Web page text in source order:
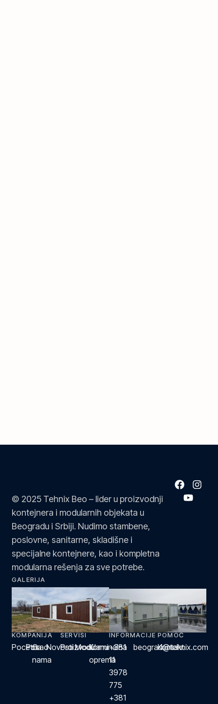
© 2025 Tehnix Beo – lider u proizvodnji
kontejnera i modularnih objekata u
Beogradu i Srbiji. Nudimo stambene,
poslovne, sanitarne, skladišne i
specijalne kontejnere, kao i kompletna
modularna rešenja za sve potrebe.
GALERIJA
KOMPANIJA
Pocetna
Posao
O
nama
Novosti
SERVISI
Proizvodi
Modularni
Komunalna
oprema
INFORMACIJE
+381
11
3978
775
+381
beograd@tehnix.com
POMOĆ
Kontakt